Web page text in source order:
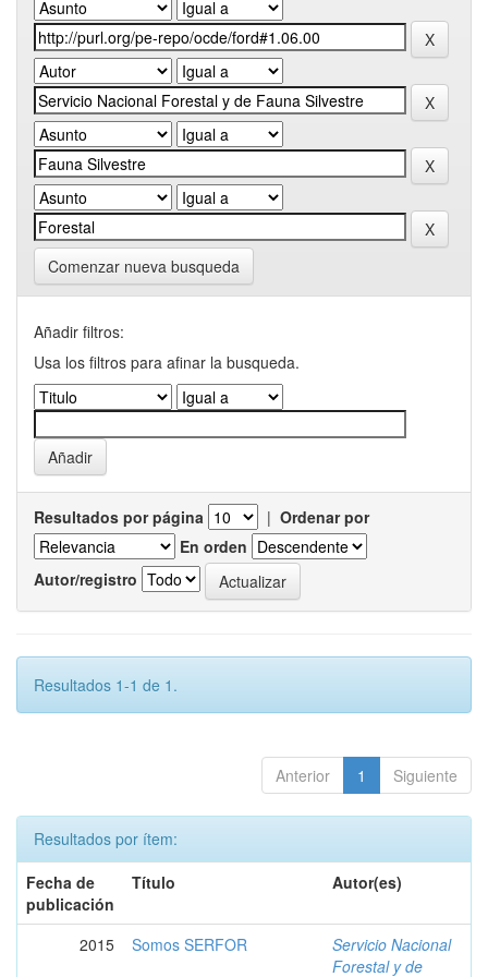
Comenzar nueva busqueda
Añadir filtros:
Usa los filtros para afinar la busqueda.
Resultados por página | Ordenar por
En orden
Autor/registro
Resultados 1-1 de 1.
Anterior 1 Siguiente
Resultados por ítem:
Fecha de
publicación
Título Autor(es)
2015 Somos SERFOR
Servicio Nacional
Forestal y de